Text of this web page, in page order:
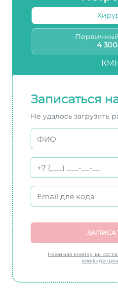
4
Записаться
Не удалось загрузить
Нажимая кнопку, вы